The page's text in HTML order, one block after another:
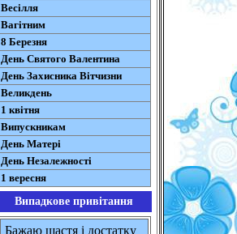
Весілля
Вагітним
8 Березня
День Святого Валентина
День Захисника Вітчизни
Великдень
1 квітня
Випускникам
День Матері
День Незалежності
1 вересня
Випадкове привітання
Бажаю щастя i достатку